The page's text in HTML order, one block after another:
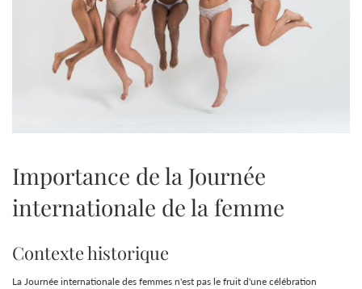
Importance de la Journée
internationale de la femme
Contexte historique
La Journée internationale des femmes n'est pas le fruit d'une célébration